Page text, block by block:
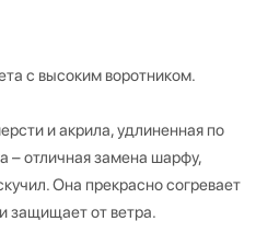
с высоким воротником.
и акрила, удлиненная по
– отличная замена шарфу,
Она прекрасно согревает
защищает от ветра.